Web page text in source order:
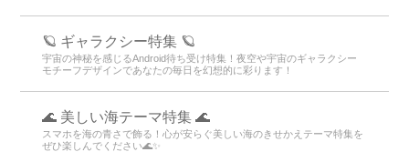
🪐 ギャラクシー特集 🪐
宇宙の神秘を感じるAndroid待ち受け特集！夜空や宇宙のギャラクシー
モチーフデザインであなたの毎日を幻想的に彩ります！
🌊 美しい海テーマ特集 🌊
スマホを海の青さで飾る！心が安らぐ美しい海のきせかえテーマ特集を
ぜひ楽しんでください🌊✨